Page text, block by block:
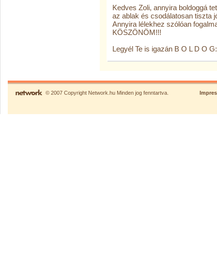
Kedves Zoli, annyira boldoggá
az ablak és csodálatosan tiszta
Annyira lélekhez szólóan
KÖSZÖNÖM!!!
Legyél Te is igazán B O L D O
© 2007 Copyright Network.hu Minden jog fenntartva.